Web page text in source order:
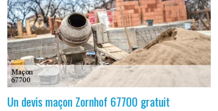
Un devis maçon Zornhof 67700 gratuit